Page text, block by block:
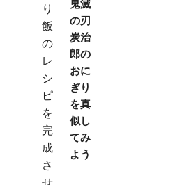
鬼滅
の刃
炭治
郎の
おに
ぎり
を真
似し
てみ
よう